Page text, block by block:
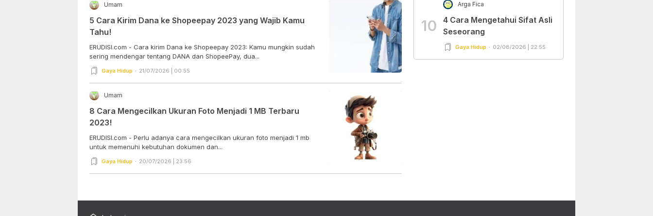
Umam
5 Cara Kirim Dana ke Shopeepay 2023 yang Wajib Kamu
Tahu!
ERUDISI.com - Cara kirim Dana ke Shopeepay 2023: Kamu mungkin sudah
sering mendengar tentang DANA dan ShopeePay, dua...
Gaya Hidup 21/07/2026 | 00:55
Umam
8 Cara Mengecilkan Ukuran Foto Menjadi 1 MB Terbaru
2023!
ERUDISI.com - Perlu adanya cara mengecilkan ukuran foto menjadi 1 mb
untuk memenuhi kebutuhan dokumen dan...
Gaya Hidup 20/07/2026 | 23:56
10
Arga Fica
4 Cara Mengetahui Sifat Asli
Seseorang
Gaya Hidup 02/08/2026 | 22:55